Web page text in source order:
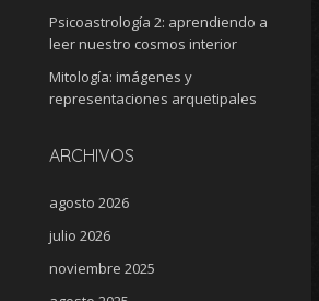
Psicoastrología 2: aprendiendo a
leer nuestro cosmos interior
Mitología: imágenes y
representaciones arquetipales
ARCHIVOS
agosto 2026
julio 2026
noviembre 2025